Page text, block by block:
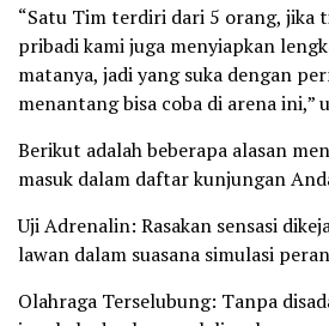
“Satu Tim terdiri dari 5 orang, jika
pribadi kami juga menyiapkan
matanya, jadi yang suka dengan
menantang bisa coba di arena ini,”
Berikut adalah beberapa alasan
masuk dalam daftar kunjungan
Uji Adrenalin: Rasakan sensasi
lawan dalam suasana simulasi
Olahraga Terselubung: Tanpa